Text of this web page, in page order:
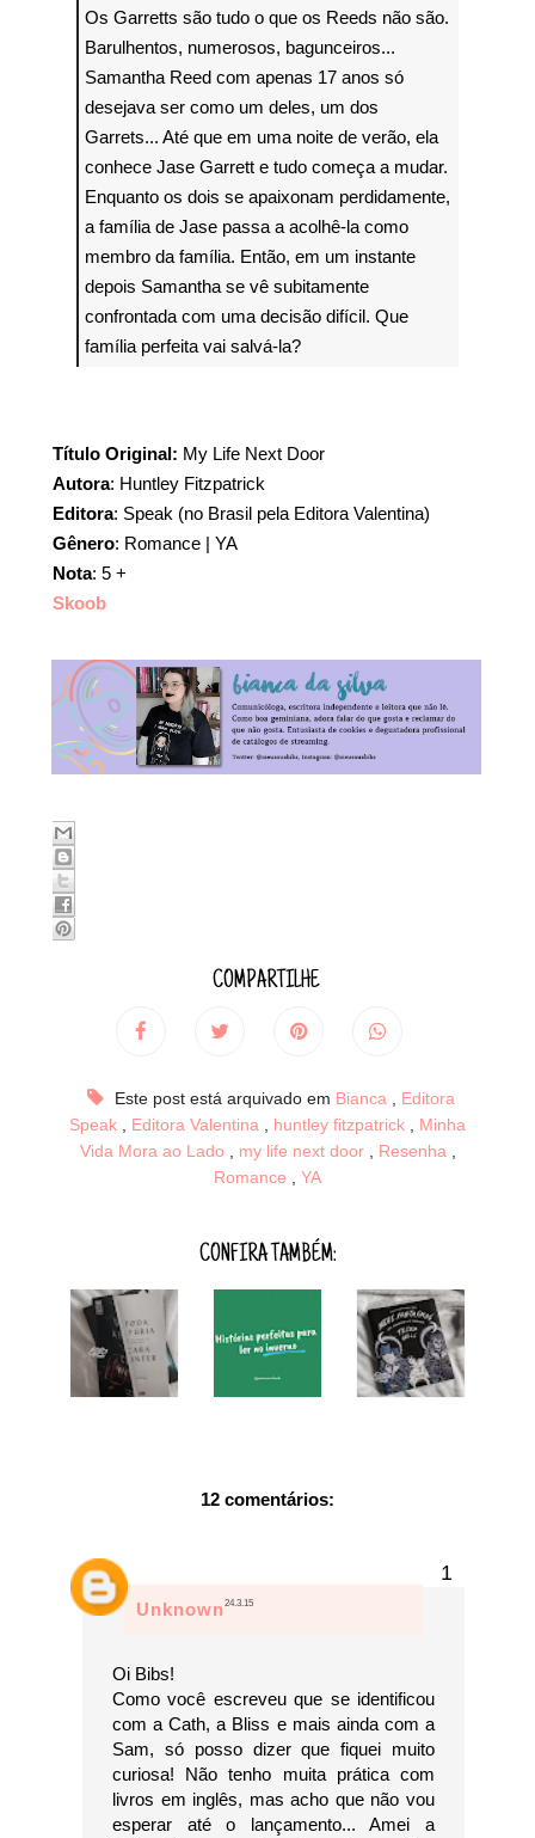
Os Garretts são tudo o que os Reeds não são.
Barulhentos, numerosos, bagunceiros...
Samantha Reed com apenas 17 anos só
desejava ser como um deles, um dos
Garrets... Até que em uma noite de verão, ela
conhece Jase Garrett e tudo começa a mudar.
Enquanto os dois se apaixonam perdidamente,
a família de Jase passa a acolhê-la como
membro da família. Então, em um instante
depois Samantha se vê subitamente
confrontada com uma decisão difícil. Que
família perfeita vai salvá-la?
Título Original: My Life Next Door
Autora: Huntley Fitzpatrick
Editora: Speak (no Brasil pela Editora Valentina)
Gênero: Romance | YA
Nota: 5 +
Skoob
COMPARTILHE
Este post está arquivado em Bianca , Editora
Speak , Editora Valentina , huntley fitzpatrick , Minha
Vida Mora ao Lado , my life next door , Resenha ,
Romance , YA
CONFIRA TAMBÉM:
12 comentários:
Unknown24.3.15
Oi Bibs!
Como você escreveu que se identificou
com a Cath, a Bliss e mais ainda com a
Sam, só posso dizer que fiquei muito
curiosa! Não tenho muita prática com
livros em inglês, mas acho que não vou
esperar até o lançamento... Amei a